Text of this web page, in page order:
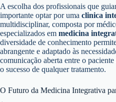
A escolha dos profissionais que
importante optar por uma clinica
multidisciplinar, composta por
especializados em medicina
diversidade de conhecimento
abrangente e adaptado às
comunicação aberta entre o
o sucesso de qualquer tratamento.
O Futuro da Medicina Integrativa